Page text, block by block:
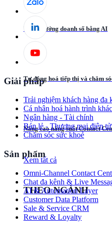
Tăng trưởng doanh số bằng AI
Tự động hoá tiếp thị và chăm
Nâng cao năng suất Contact
Xem tất cả
THEO NGÀNH
Giải pháp
Trải nghiệm khách hàng đa
Cá nhân hoá hành trình
Ngân hàng - Tài chính
Bán lẻ - Thương mại điện tử
Chăm sóc sức khoẻ
Sản phẩm
Omni-Channel Contact
Chat đa kênh & Live
AI & Automation Layer
Customer Data Platform
Sale & Service CRM
Reward & Loyalty